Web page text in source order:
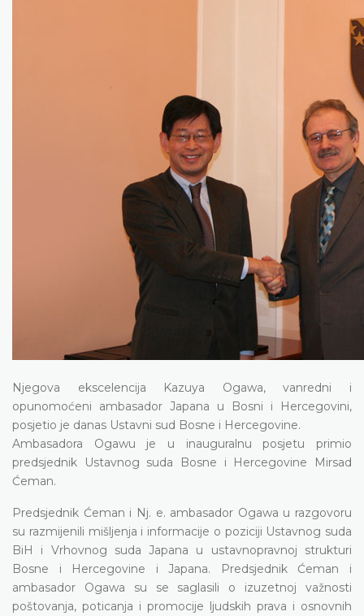
Njegova ekscelencija Kazuya Ogawa, vanredni i
opunomoćeni ambasador Japana u Bosni i Hercegovini,
posjetio je danas Ustavni sud Bosne i Hercegovine.
Ambasadora Ogawu je u inauguralnu posjetu primio
predsjednik Ustavnog suda Bosne i Hercegovine Mirsad
Ćeman.
Predsjednik Ćeman i Nj. e. ambasador Ogawa u razgovoru
su razmijenili mišljenja i informacije o poziciji Ustavnog suda
BiH i Vrhovnog suda Japana u ustavnopravnoj strukturi
Bosne i Hercegovine i Japana. Predsjednik Ćeman i
ambasador Ogawa su se saglasili o izuzetnoj važnosti
poštovanja, poticanja i promocije ljudskih prava i osnovnih